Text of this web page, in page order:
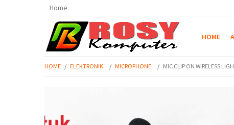
Home
HOME
HOME / ELEKTRONIK / MICROPHONE / MIC CLIP ON WIRELESS